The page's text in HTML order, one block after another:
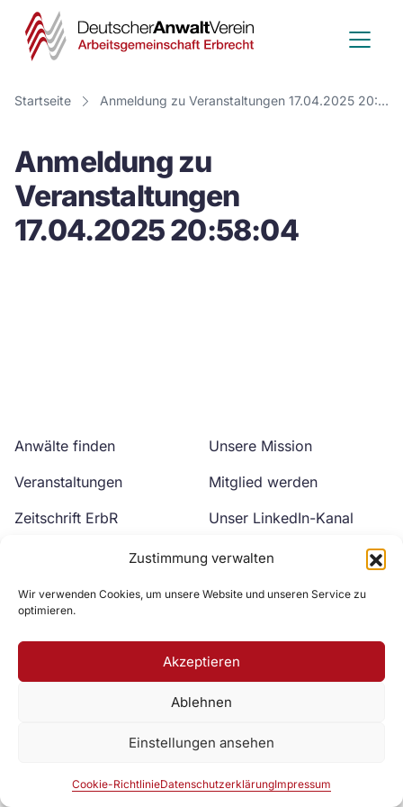
Zustimmung verwalten
Wir verwenden Cookies, um unsere Website und unseren Service zu
optimieren.
Akzeptieren
Ablehnen
Einstellungen ansehen
Cookie-RichtlinieDatenschutzerklärungImpressum
Deutscher
Anwalt
Verein
Startseite Anmeldung zu Veranstaltungen 17.04.2025 20:58:04
Anmeldung zu
Veranstaltungen
17.04.2025 20:58:04
Anwälte finden
Veranstaltungen
Zeitschrift ErbR
Unsere Mission
Mitglied werden
Unser LinkedIn-Kanal
Unser YouTube-Kanal
Zur DAV Webseite